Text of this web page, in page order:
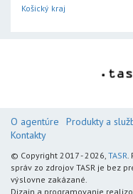
Košický kraj
O agentúre Produkty a
Kontakty
© Copyright 2017 - 2026, TASR.
správ zo zdrojov TASR je bez
výslovne zakázané.
Dizajn a programovanie